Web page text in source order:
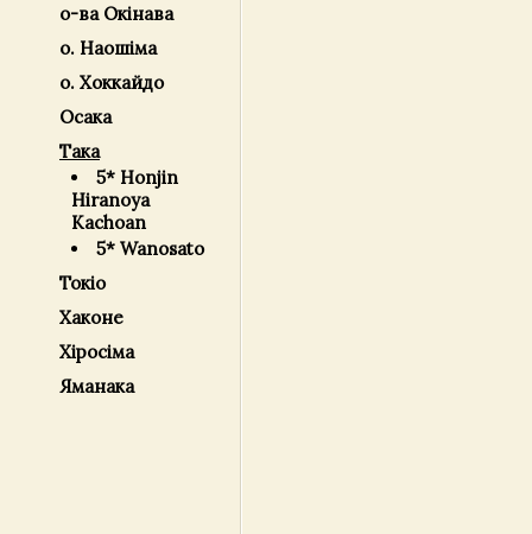
о-ва Окінава
о. Наошіма
о. Хоккайдо
Осака
Така
5* Honjin
Hiranoya
Kachoan
5* Wanosato
Токіо
Хаконе
Хіросіма
Яманака